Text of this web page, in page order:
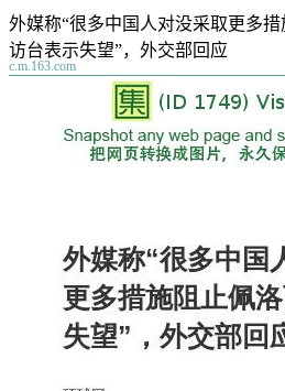
外媒称“很多中国人对没采取更多
访台表示失望”，外交部回应
c.m.163.com